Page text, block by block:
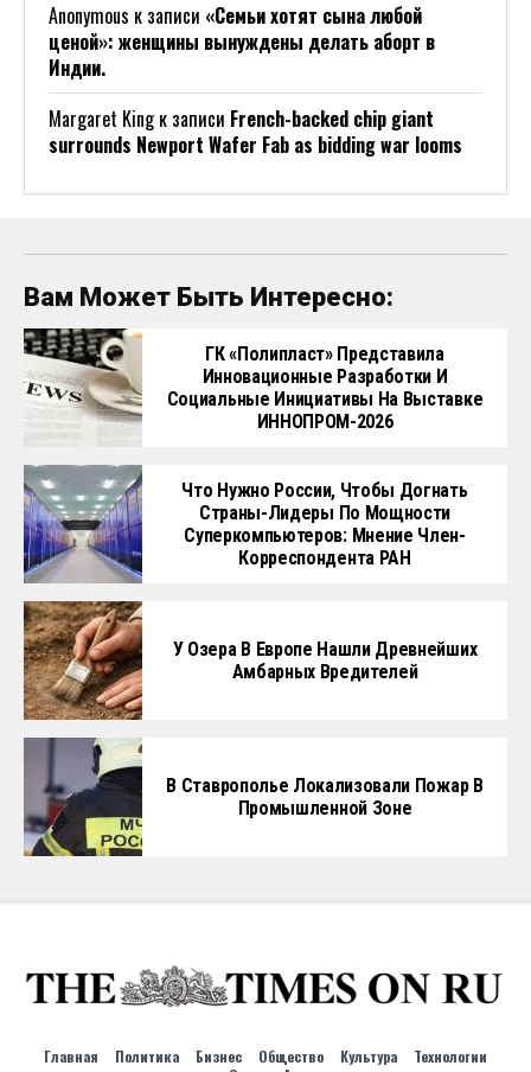
Anonymous к записи «Семьи хотят сына любой
ценой»: женщины вынуждены делать аборт в
Индии.
Margaret Kingк записи French-backed chip giant
surrounds Newport Wafer Fab as bidding war looms
Вам Может Быть Интересно:
ГК «Полипласт» Представила
Инновационные Разработки И
Социальные Инициативы На Выставке
ИННОПРОМ-2026
Что Нужно России, Чтобы Догнать
Страны-Лидеры По Мощности
Суперкомпьютеров: Мнение Член-
Корреспондента РАН
У Озера В Европе Нашли Древнейших
Амбарных Вредителей
В Ставрополье Локализовали Пожар В
Промышленной Зоне
Главная Политика Бизнес Общество Культура
Технологии